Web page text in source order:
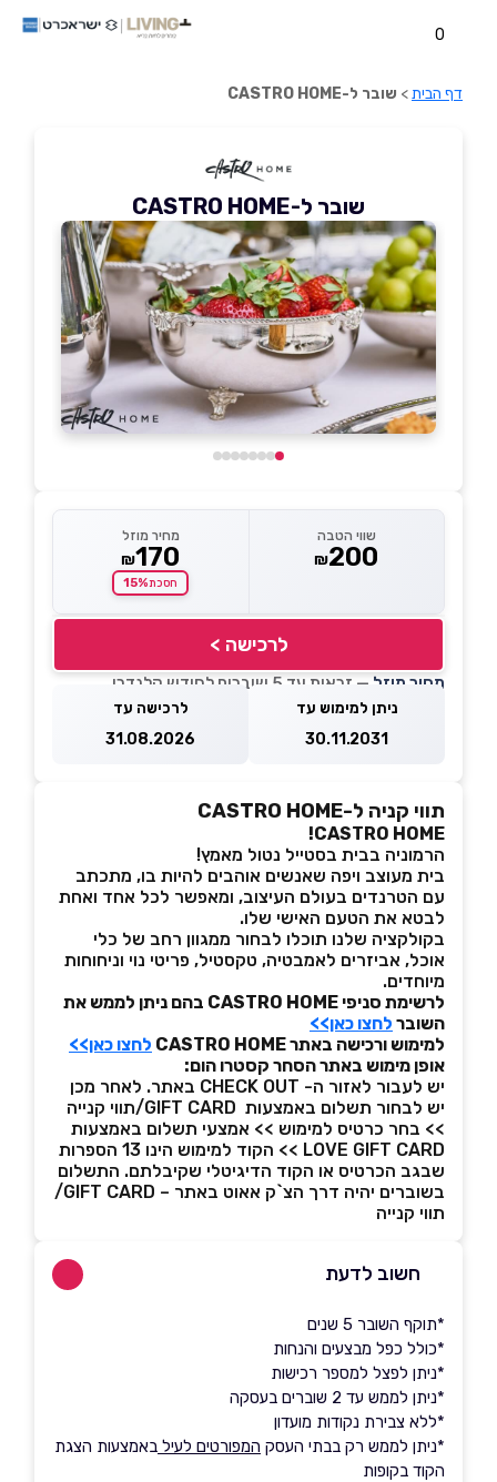
0
דף הבית> שובר ל-CASTRO HOME
שובר ל-CASTRO HOME
שווי הטבה
₪200
מחיר מוזל
₪170
חסכת15%
לרכישה >
מחיר מוזל — זכאות עד 5 שוברים לחודש קלנדרי
ניתן למימוש עד
30.11.2031
לרכישה עד
31.08.2026
תווי קניה ל-CASTRO HOME
CASTRO HOME!
הרמוניה בבית בסטייל נטול מאמץ!
בית מעוצב ויפה שאנשים אוהבים להיות בו, מתכתב
עם הטרנדים בעולם העיצוב, ומאפשר לכל אחד ואחת
לבטא את הטעם האישי שלו.
בקולקציה שלנו תוכלו לבחור ממגוון רחב של כלי
אוכל, אביזרים לאמבטיה, טקסטיל, פריטי נוי וניחוחות
מיוחדים.
לרשימת סניפי CASTRO HOME בהם ניתן לממש את
השובר לחצו כאן>>
למימוש ורכישה באתר CASTRO HOME
לחצו כאן>>
אופן מימוש באתר הסחר קסטרו הום:
יש לעבור לאזור ה- CHECK OUT באתר. לאחר מכן
יש לבחור תשלום באמצעות GIFT CARD/תווי קנייה
>> בחר כרטיס למימוש >> אמצעי תשלום באמצעות
LOVE GIFT CARD >> הקוד למימוש הינו 13 הספרות
שבגב הכרטיס או הקוד הדיגיטלי שקיבלתם. התשלום
בשוברים יהיה דרך הצ`ק אאוט באתר – GIFT CARD/
תווי קנייה
חשוב לדעת
*תוקף השובר 5 שנים
*כולל כפל מבצעים והנחות
*ניתן לפצל למספר רכישות
*ניתן לממש עד 2 שוברים בעסקה
*ללא צבירת נקודות מועדון
*ניתן לממש רק בבתי העסק המפורטים לעיל באמצעות הצגת
הקוד בקופות